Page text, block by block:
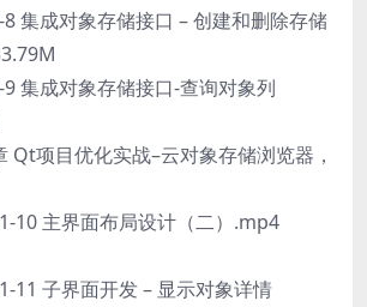
集成对象存储接口 – 创建和删除存储
集成对象存储接口-查询对象列
Qt项目优化实战–云对象存储浏览器，
10 主界面布局设计（二）.mp4
11 子界面开发 – 显示对象详情